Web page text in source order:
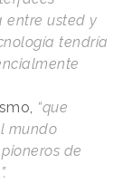
entre usted y
tendría
“que
mundo
de